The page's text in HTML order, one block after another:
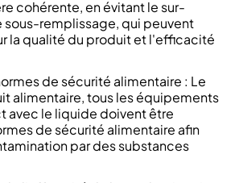
cohérente, en évitant le sur-
sous-remplissage, qui peuvent
la qualité du produit et l'efficacité
de sécurité alimentaire : Le
alimentaire, tous les équipements
avec le liquide doivent être
de sécurité alimentaire afin
par des substances